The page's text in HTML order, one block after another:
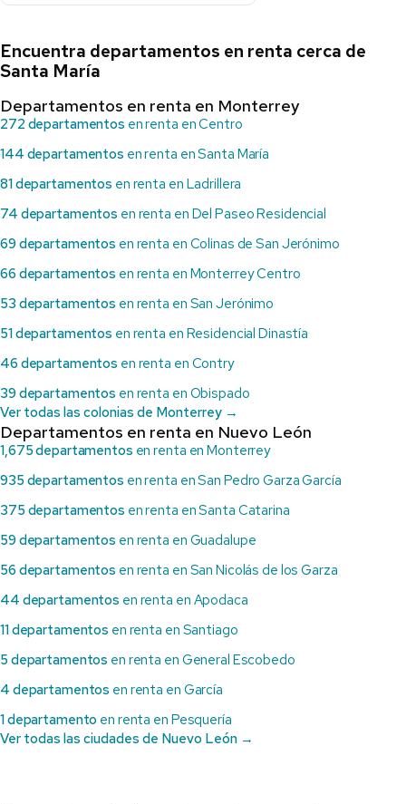
Encuentra departamentos en renta cerca de
Santa María
Departamentos en renta en Monterrey
272 departamentos en renta en Centro
144 departamentos en renta en Santa María
81 departamentos en renta en Ladrillera
74 departamentos en renta en Del Paseo Residencial
69 departamentos en renta en Colinas de San Jerónimo
66 departamentos en renta en Monterrey Centro
53 departamentos en renta en San Jerónimo
51 departamentos en renta en Residencial Dinastía
46 departamentos en renta en Contry
39 departamentos en renta en Obispado
Ver todas las colonias de Monterrey →
Departamentos en renta en Nuevo León
1,675 departamentos en renta en Monterrey
935 departamentos en renta en San Pedro Garza García
375 departamentos en renta en Santa Catarina
59 departamentos en renta en Guadalupe
56 departamentos en renta en San Nicolás de los Garza
44 departamentos en renta en Apodaca
11 departamentos en renta en Santiago
5 departamentos en renta en General Escobedo
4 departamentos en renta en García
1 departamento en renta en Pesquería
Ver todas las ciudades de Nuevo León →